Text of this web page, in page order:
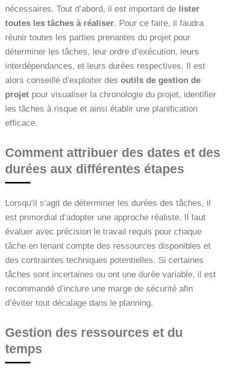
nécessaires. Tout d’abord, il est important de lister
toutes les tâches à réaliser. Pour ce faire, il faudra
réunir toutes les parties prenantes du projet pour
déterminer les tâches, leur ordre d’exécution, leurs
interdépendances, et leurs durées respectives. Il est
alors conseillé d’exploiter des outils de gestion de
projet pour visualiser la chronologie du projet, identifier
les tâches à risque et ainsi établir une planification
efficace.
Comment attribuer des dates et des
durées aux différentes étapes
Lorsqu’il s’agit de déterminer les durées des tâches, il
est primordial d’adopter une approche réaliste. Il faut
évaluer avec précision le travail requis pour chaque
tâche en tenant compte des ressources disponibles et
des contraintes techniques potentielles. Si certaines
tâches sont incertaines ou ont une durée variable, il est
recommandé d’inclure une marge de sécurité afin
d’éviter tout décalage dans le planning.
Gestion des ressources et du
temps